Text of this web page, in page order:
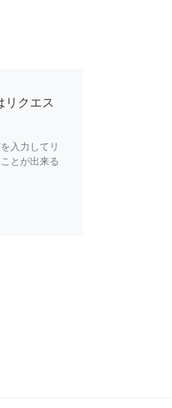
リクエス
入力してリ
とが出来る